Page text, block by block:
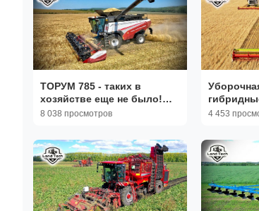
ТОРУМ 785 - таких в
хозяйстве еще не было!
Уборка ячменя на топовом
8 038 просмотров
CLAAS
4 453